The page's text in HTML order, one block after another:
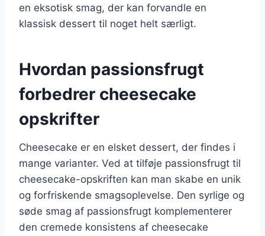
en eksotisk smag, der kan forvandle en
klassisk dessert til noget helt særligt.
Hvordan passionsfrugt
forbedrer cheesecake
opskrifter
Cheesecake er en elsket dessert, der findes i
mange varianter. Ved at tilføje passionsfrugt til
cheesecake-opskriften kan man skabe en unik
og forfriskende smagsoplevelse. Den syrlige og
søde smag af passionsfrugt komplementerer
den cremede konsistens af cheesecake